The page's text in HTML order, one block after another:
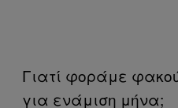
Γιατί φοράμε
για ενάμιση μήνα;